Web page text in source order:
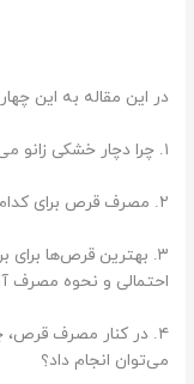
در این مقاله به این
۱. چرا دچار خشکی زانو می‌شویم؟
۲. مصرف قرص برای کدام نوع خشکی زانو مفید است؟
۳. بهترین قرص‌ها
احتمالی و نحوه مصرف
۴. در کنار مصرف قرص،
می‌توان انجام داد؟